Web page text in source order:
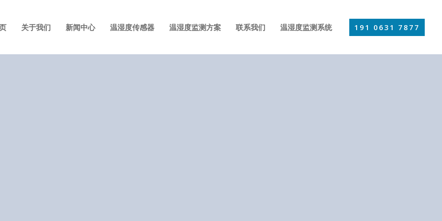
关于我们 新闻中心 温湿度传感器 温湿度监测方案 联系我们 温湿度监测系统 191 0631 7877